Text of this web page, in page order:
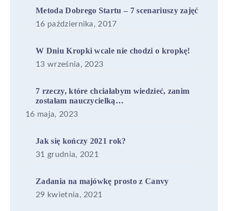
Metoda Dobrego Startu – 7 scenariuszy zajęć
16 października, 2017
W Dniu Kropki wcale nie chodzi o kropkę!
13 września, 2023
7 rzeczy, które chciałabym wiedzieć, zanim
zostałam nauczycielką…
16 maja, 2023
Jak się kończy 2021 rok?
31 grudnia, 2021
Zadania na majówkę prosto z Canvy
29 kwietnia, 2021